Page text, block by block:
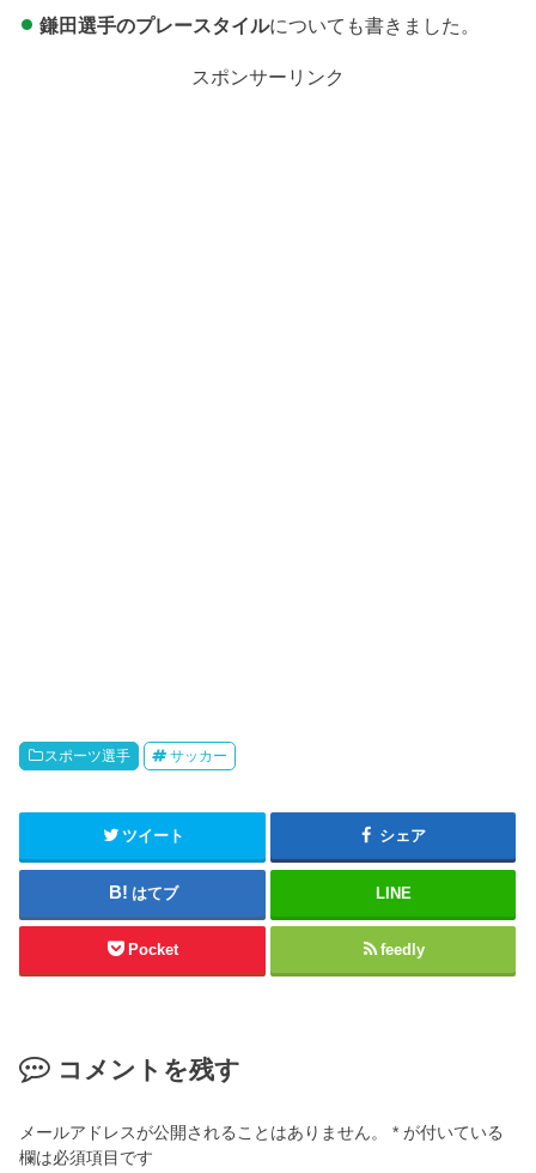
鎌田選手のプレースタイルについても書きました。
スポンサーリンク
スポーツ選手 サッカー
ツイート シェア
はてブ LINE
Pocket feedly
コメントを残す
メールアドレスが公開されることはありません。 * が付いている
欄は必須項目です